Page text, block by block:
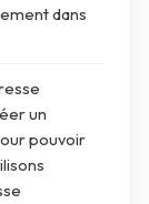
dans
un
pouvoir